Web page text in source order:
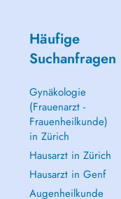
Häufige
Suchanfragen
Gynäkologie
(Frauenarzt -
Frauenheilkunde)
in Zürich
Hausarzt in Zürich
Hausarzt in Genf
Augenheilkunde